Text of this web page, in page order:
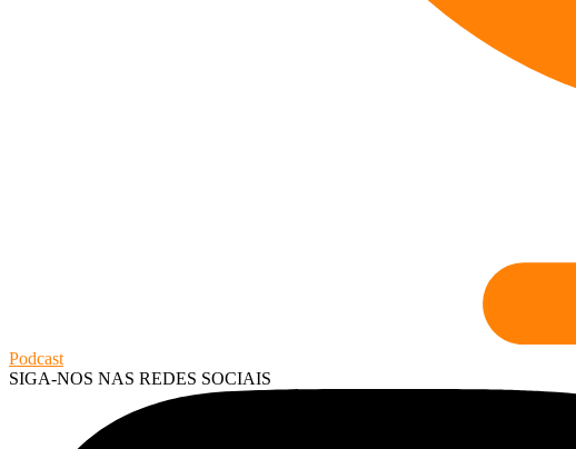
Podcast
SIGA-NOS NAS REDES SOCIAIS